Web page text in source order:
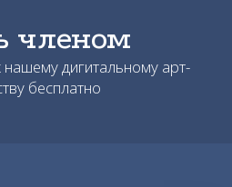
членом
дигитальному арт-
бесплатно